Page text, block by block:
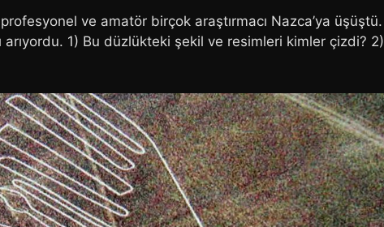
ve amatör birçok araştırmacı Nazca’ya üşüştü.
arıyordu. 1) Bu düzlükteki şekil ve resimleri kimler çizdi? 2)